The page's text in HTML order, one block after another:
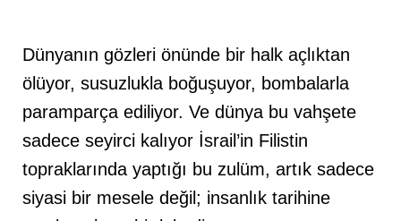
Dünyanın gözleri önünde bir halk açlıktan
ölüyor, susuzlukla boğuşuyor, bombalarla
paramparça ediliyor. Ve dünya bu vahşete
sadece seyirci kalıyor İsrail’in Filistin
topraklarında yaptığı bu zulüm, artık sadece
siyasi bir mesele değil; insanlık tarihine